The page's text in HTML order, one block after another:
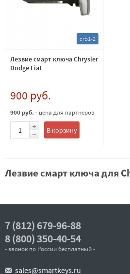
crb1-2
Лезвие смарт ключа Chrysler
Dodge Fiat
900 руб.
900 руб. - цена для партнеров
В корзину
Лезвие смарт ключа для
7 (812) 679-96-88
8 (800) 350-40-54
- звонок по России бесплатный -
sales@smartkeys.ru